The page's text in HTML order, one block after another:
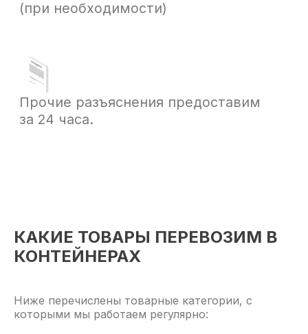
КАКИЕ ТОВАРЫ ПЕРЕВОЗИМ В
КОНТЕЙНЕРАХ
Ниже перечислены товарные категории, с
которыми мы работаем регулярно: